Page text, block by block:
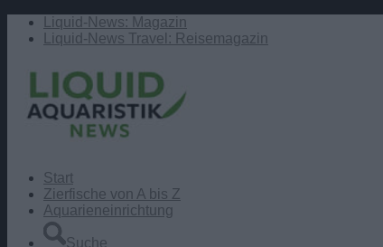
Liquid-News: Magazin
Liquid-News Travel: Reisemagazin
Start
Zierfische von A bis Z
Aquarieneinrichtung
Suche